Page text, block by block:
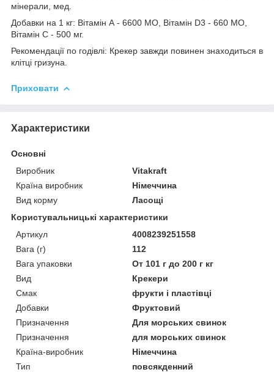
мінерали, мед.
Добавки на 1 кг: Вітамін А - 6600 МО, Вітамін D3 - 660 МО,
Вітамін С - 500 мг.
Рекомендації по годівлі: Крекер завжди повинен знаходиться в
клітці гризуна.
Приховати
Характеристики
Основні
Виробник
Vitakraft
Країна виробник
Німеччина
Вид корму
Ласощі
Користувальницькі характеристики
Артикул
4008239251558
Вага (г)
112
Вага упаковки
От 101 г до 200 г кг
Вид
Крекери
Смак
фрукти і пластівці
Добавки
Фруктовий
Призначення
Для морських свинок
Призначення
для морських свинок
Країна-виробник
Німеччина
Тип
повсякденний